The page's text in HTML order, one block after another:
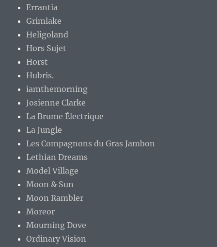
Errantia
Grimlake
Heligoland
Hors Sujet
Horst
Hubris.
iamthemorning
Josienne Clarke
La Brume Électrique
La Jungle
Les Compagnons du Gras Jambon
Lethian Dreams
Model Village
Moon & Sun
Moon Rambler
Moreor
Mourning Dove
Ordinary Vision